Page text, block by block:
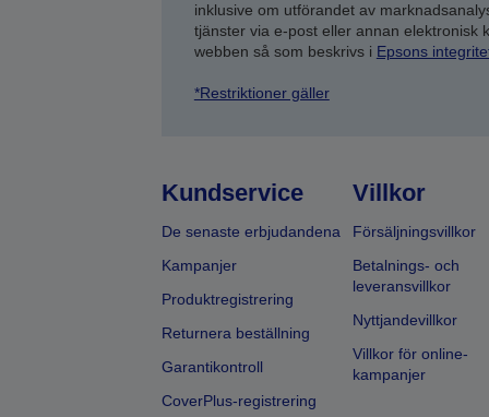
inklusive om utförandet av
tjänster via e-post eller annan elektronisk
webben så som beskrivs i Epsons
*Restriktioner gäller
Kundservice
De senaste erbjudandena
Kampanjer
Produktregistrering
Returnera beställning
Garantikontroll
CoverPlus-registrering
Villkor
Försäljningsvillkor
Betalnings- och
leveransvillkor
Nyttjandevillkor
Villkor för online-
kampanjer